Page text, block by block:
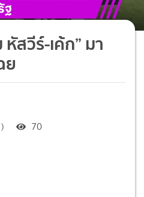
หัสวีร์-เค้ก” มา
ย
70